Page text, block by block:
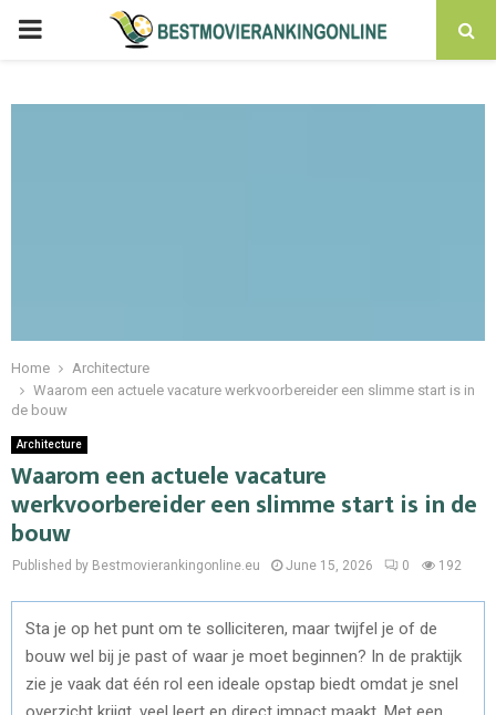
PRIMARY
Home
Architecture
Waarom een actuele vacature werkvoorbereider een slimme start is in
de bouw
Architecture
Waarom een actuele vacature
werkvoorbereider een slimme start is in de
bouw
Published by Bestmovierankingonline.eu June 15, 2026 0 192
Sta je op het punt om te solliciteren, maar twijfel je of de
bouw wel bij je past of waar je moet beginnen? In de praktijk
zie je vaak dat één rol een ideale opstap biedt omdat je snel